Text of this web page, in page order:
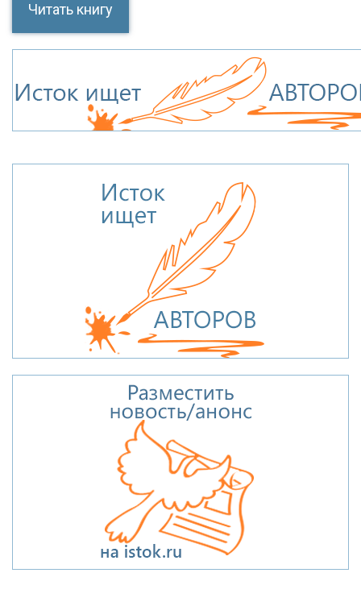
Читать книгу